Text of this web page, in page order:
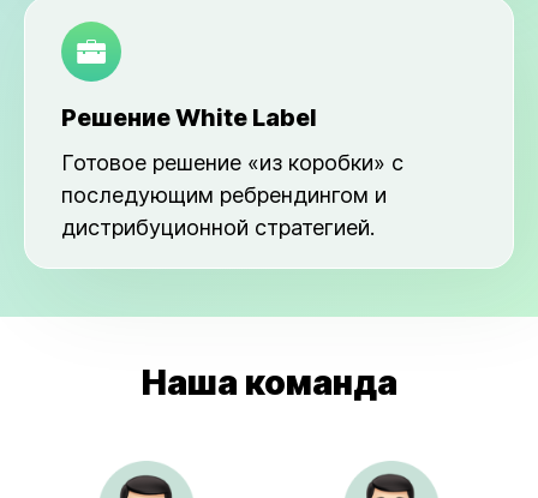
Решение White Label
Готовое решение «из коробки» с
последующим ребрендингом и
дистрибуционной стратегией.
Наша команда